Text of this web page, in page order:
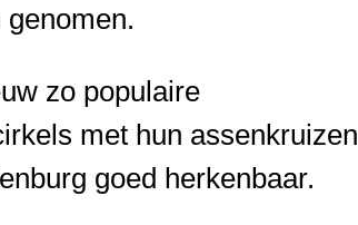
zo populaire
met hun assenkruizen
goed herkenbaar.